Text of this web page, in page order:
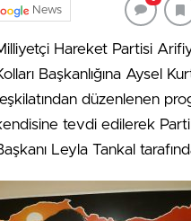
News
Hareket Partisi
Başkanlığına Aysel
düzenlenen
tevdi edilerek Parti
Leyla Tankal